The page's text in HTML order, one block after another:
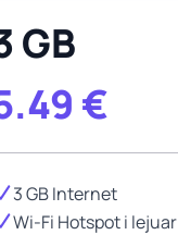
GB
€
3 GB Internet
Wi-Fi Hotspot i lejuar